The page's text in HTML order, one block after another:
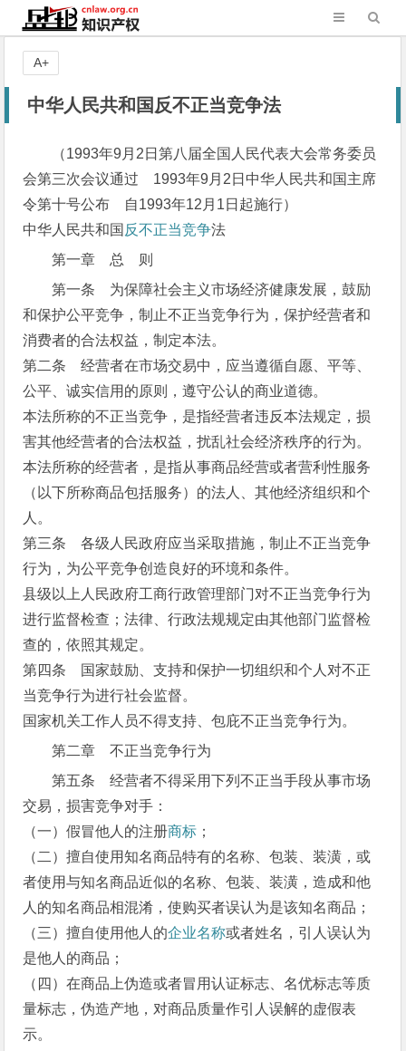
中华人民共和国反不正当竞争法
（1993年9月2日第八届全国人民代表大会常务委员
会第三次会议通过 1993年9月2日中华人民共和国主席
令第十号公布 自1993年12月1日起施行）
中华人民共和国 反不正当竞争法
第一章 总 则
第一条 为保障社会主义市场经济健康发展，鼓励
和保护公平竞争，制止不正当竞争行为，保护经营者和
消费者的合法权益，制定本法。
第二条 经营者在市场交易中，应当遵循自愿、平等、
公平、诚实信用的原则，遵守公认的商业道德。
本法所称的不正当竞争，是指经营者违反本法规定，损
害其他经营者的合法权益，扰乱社会经济秩序的行为。
本法所称的经营者，是指从事商品经营或者营利性服务
（以下所称商品包括服务）的法人、其他经济组织和个
人。
第三条 各级人民政府应当采取措施，制止不正当竞争
行为，为公平竞争创造良好的环境和条件。
县级以上人民政府工商行政管理部门对不正当竞争行为
进行监督检查；法律、行政法规规定由其他部门监督检
查的，依照其规定。
第四条 国家鼓励、支持和保护一切组织和个人对不正
当竞争行为进行社会监督。
国家机关工作人员不得支持、包庇不正当竞争行为。
第二章 不正当竞争行为
第五条 经营者不得采用下列不正当手段从事市场
交易，损害竞争对手：
（一）假冒他人的注册商标 ；
（二）擅自使用知名商品特有的名称、包装、装潢，或
者使用与知名商品近似的名称、包装、装潢，造成和他
人的知名商品相混淆，使购买者误认为是该知名商品；
（三）擅自使用他人的企业名称或者姓名，引人误认为
是他人的商品；
（四）在商品上伪造或者冒用认证标志、名优标志等质
量标志，伪造产地，对商品质量作引人误解的虚假表
示。
A+